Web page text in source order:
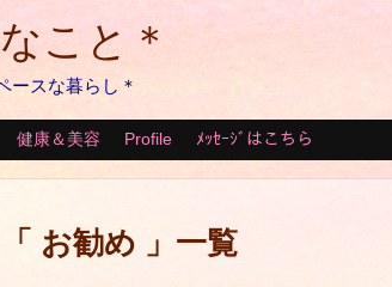
こと＊
ースな暮らし＊
健康＆美容 Profile ﾒｯｾｰｼﾞはこちら
「 お勧め 」一覧